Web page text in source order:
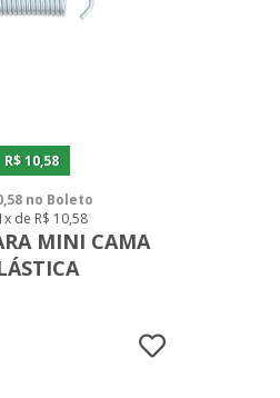
R$ 10,58
no Boleto
de R$ 10,58
MINI CAMA